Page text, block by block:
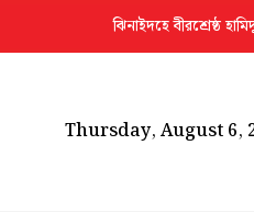
ঝিনাইদহে বীরশ্রেষ্ঠ হামিদুর
Thursday, August 6,